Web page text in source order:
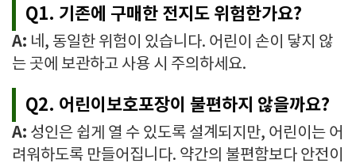
Q1. 기존에 구매한 전지도 위험한가요?
A: 네, 동일한 위험이 있습니다. 어린이 손이 닿지 않
는 곳에 보관하고 사용 시 주의하세요.
Q2. 어린이보호포장이 불편하지 않을까요?
A: 성인은 쉽게 열 수 있도록 설계되지만, 어린이는 어
려워하도록 만들어집니다. 약간의 불편함보다 안전이